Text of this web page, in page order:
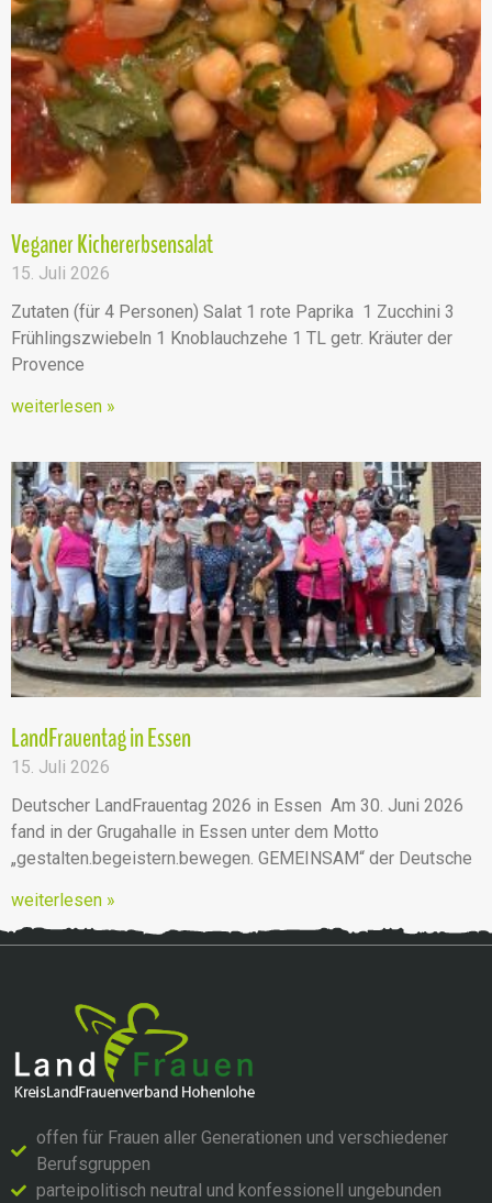
Veganer Kichererbsensalat
15. Juli 2026
Zutaten (für 4 Personen) Salat 1 rote Paprika 1 Zucchini 3
Frühlingszwiebeln 1 Knoblauchzehe 1 TL getr. Kräuter der
Provence
weiterlesen »
LandFrauentag in Essen
15. Juli 2026
Deutscher LandFrauentag 2026 in Essen Am 30. Juni 2026
fand in der Grugahalle in Essen unter dem Motto
„gestalten.begeistern.bewegen. GEMEINSAM“ der Deutsche
weiterlesen »
offen für Frauen aller Generationen und verschiedener
Berufsgruppen
parteipolitisch neutral und konfessionell ungebunden